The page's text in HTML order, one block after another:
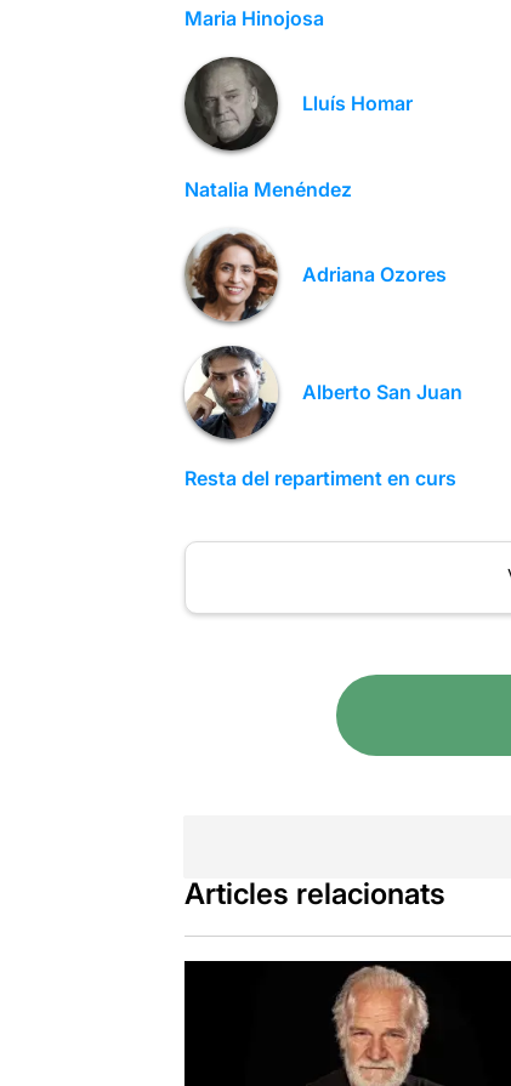
Maria Hinojosa
Lluís Homar
Natalia Menéndez
Adriana Ozores
Alberto San Juan
Resta del repartiment en curs
Articles relacionats